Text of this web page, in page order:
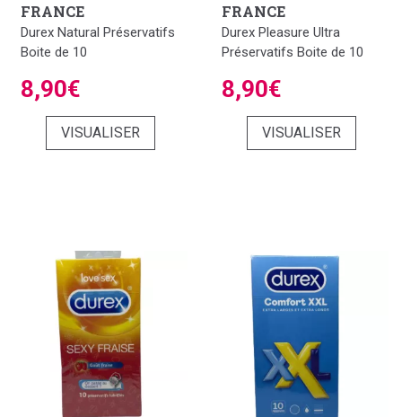
FRANCE
Durex Natural Préservatifs
Boite de 10
8,90€
VISUALISER
FRANCE
Durex Pleasure Ultra
Préservatifs Boite de 10
8,90€
VISUALISER